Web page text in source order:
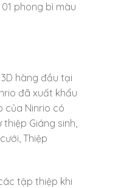
phong bì màu
hàng đầu tại
đã xuất khẩu
của Ninrio có
Giáng sinh,
Thiệp
tập thiệp khi